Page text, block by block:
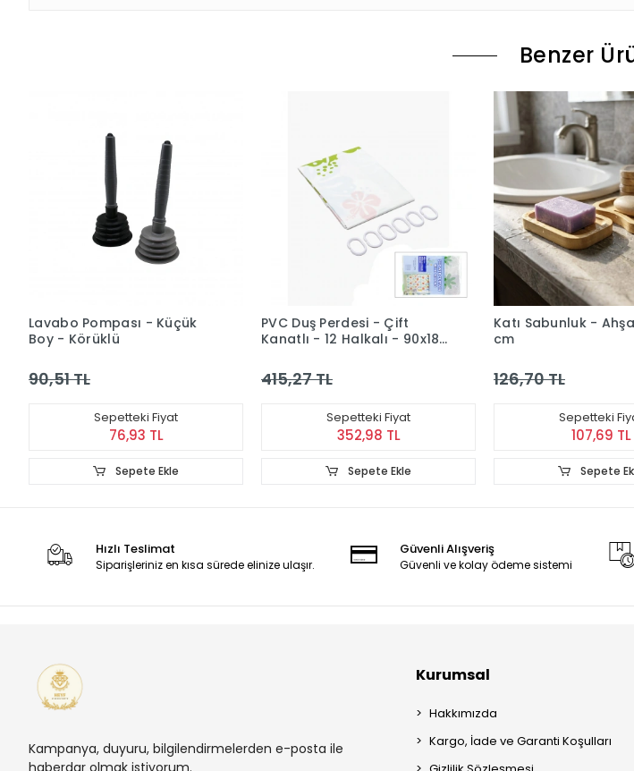
Benzer
Lavabo Pompası - Küçük
Boy - Körüklü
90,51 TL
Sepetteki Fiyat
76,93 TL
Sepete Ekle
PVC Duş Perdesi - Çift
Kanatlı - 12 Halkalı - 90x180
415,27 TL
Sepetteki Fiyat
352,98 TL
Sepete Ekle
Katı Sabunluk -
cm
126,70 TL
Sepetteki
107,69 TL
Sepete
Hızlı Teslimat
Siparişleriniz en kısa sürede elinize ulaşır.
Güvenli Alışveriş
Güvenli ve kolay ödeme sistemi
Kampanya, duyuru, bilgilendirmelerden e-posta ile
Kurumsal
Hakkımızda
Kargo, İade ve Garanti Koşulları